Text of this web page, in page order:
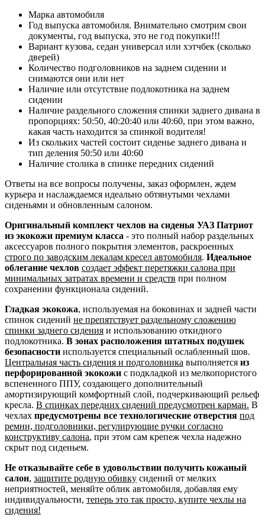
Марка автомобиля
Год выпуска автомобиля. Внимательно смотрим свои
документы, год выпуска, это не год покупки!!!
Вариант кузова, седан универсал или хэтчбек (сколько
дверей)
Количество подголовников на заднем сидении и
снимаются они или нет
Наличие или отсутствие подлокотника на заднем
сидении
Наличие раздельного сложения спинки заднего дивана в
пропорциях: 50:50, 40:20:40 или 40:60, при этом важно,
какая часть находится за спинкой водителя!
Из скольких частей состоит сиденье заднего дивана и
тип деления 50:50 или 40:60
Наличие столика в спинке передних сидений
Ответы на все вопросы получены, заказ оформлен, ждем
курьера и наслаждаемся идеально обтянутыми чехлами
сиденьями и обновленным салоном.
Оригинальный комплект чехлов на сиденья УАЗ Патриот
из экокожи премиум класса - это полный набор раздельных
аксессуаров полного покрытия элементов, раскроенных
строго по заводским лекалам кресел автомобиля. Идеальное
облегание чехлов создает эффект перетяжки салона при
минимальных затратах времени и средств при полном
сохранении функционала сидений.
Гладкая экокожа, используемая на боковинах и задней части
спинок сидений не препятствует раздельному сложению
спинки заднего сидения и использованию откидного
подлокотника. В зонах расположения штатных подушек
безопасности используется специальный ослабленный шов.
Центральная часть сидения и подголовника выполняется из
перфорированной экокожи с подкладкой из мелкопористого
вспененного ППУ, создающего дополнительный
амортизирующий комфортный слой, подчеркивающий рельеф
кресла. В спинках передних сидений предусмотрен карман. В
чехлах предусмотрены все технологические отверстия под
ремни, подголовники, регулирующие ручки согласно
конструктиву салона, при этом сам крепеж чехла надежно
скрыт под сиденьем.
Не отказывайте себе в удовольствии получить кожаный
салон, защитите родную обивку сидений от мелких
неприятностей, меняйте облик автомобиля, добавляя ему
индивидуальности, теперь это так просто, купите чехлы на
сидения!